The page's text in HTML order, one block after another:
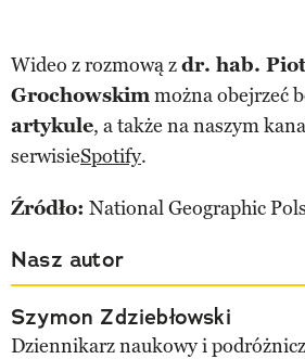
Wideo z rozmową zdr. hab.
Grochowskimmożna obejrzeć
artykule, a także na naszym
serwisieSpotify.
Źródło: National Geographic
Nasz autor
Szymon Zdziebłowski
Dziennikarz naukowy i